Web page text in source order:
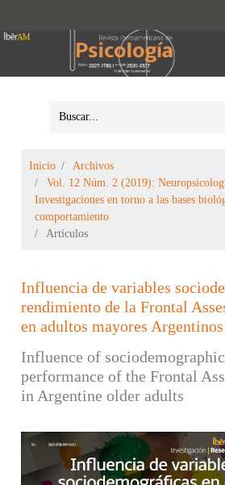
Inicio
Archivos
Vol. 12 Núm. 2 (2019):
Investigaciones en torno a las bases
comportamiento
Artículos
Influencia de variables
rendimiento de la Frontal
en adultos mayores Argentinos
Influence of
performance of the Frontal
in Argentine older adults
Barra lateral del artículo